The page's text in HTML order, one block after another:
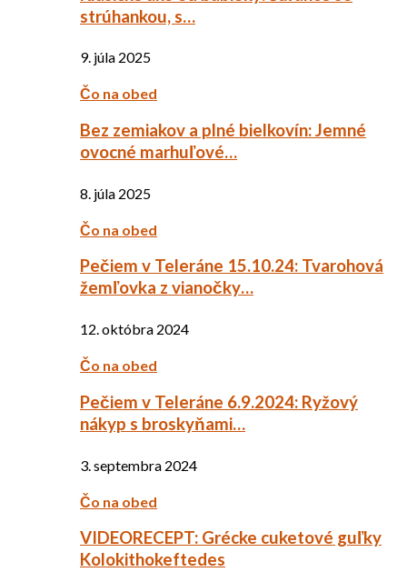
strúhankou, s…
9. júla 2025
Čo na obed
Bez zemiakov a plné bielkovín: Jemné
ovocné marhuľové…
8. júla 2025
Čo na obed
Pečiem v Teleráne 15.10.24: Tvarohová
žemľovka z vianočky…
12. októbra 2024
Čo na obed
Pečiem v Teleráne 6.9.2024: Ryžový
nákyp s broskyňami…
3. septembra 2024
Čo na obed
VIDEORECEPT: Grécke cuketové guľky
Kolokithokeftedes